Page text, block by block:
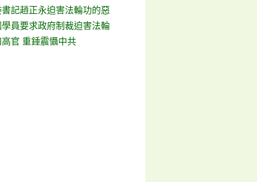
記趙正永迫害法輪功的惡
員要求政府制裁迫害法輪
官 重錘震懾中共